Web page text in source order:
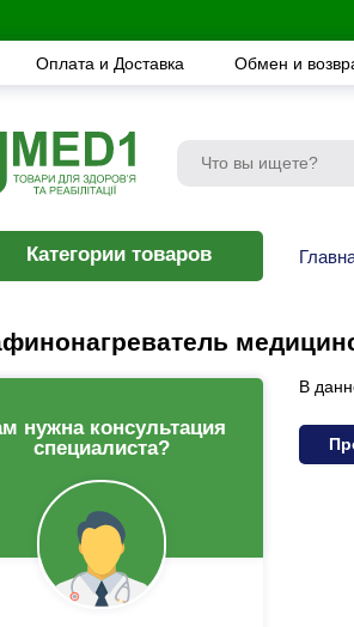
Оплата и Доставка Обмен и
Категории товаров
нужна консультация
специалиста?
В